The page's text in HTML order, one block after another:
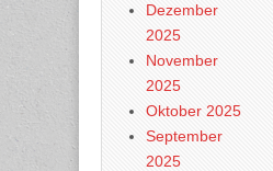
Dezember
2025
November
2025
Oktober 2025
September
2025